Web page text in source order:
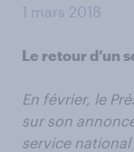
1 mars 2018
Le retour d’un
En février, le
sur son
service national